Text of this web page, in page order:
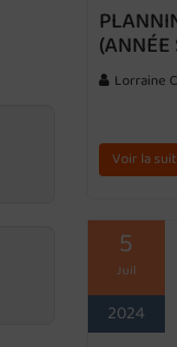
Lorraine
Voir la
5
Juil
2024